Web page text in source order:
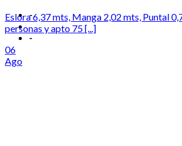
-
-
Eslora 6,37 mts, Manga 2,02 mts, Puntal
personas y apto 75 [...]
06
Ago